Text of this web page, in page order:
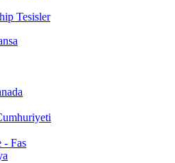
Tesisler
- Fas